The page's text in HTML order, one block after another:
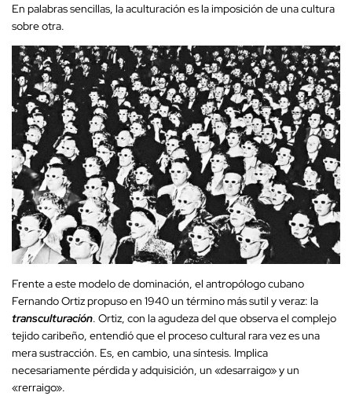
En palabras sencillas, la aculturación es la imposición de una cultura
sobre otra.
Frente a este modelo de dominación, el antropólogo cubano
Fernando Ortiz propuso en 1940 un término más sutil y veraz: la
transculturación. Ortiz, con la agudeza del que observa el complejo
tejido caribeño, entendió que el proceso cultural rara vez es una
mera sustracción. Es, en cambio, una síntesis. Implica
necesariamente pérdida y adquisición, un «desarraigo» y un
«rerraigo».